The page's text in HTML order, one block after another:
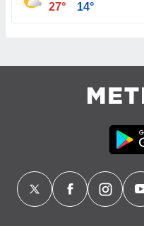
27° 14°